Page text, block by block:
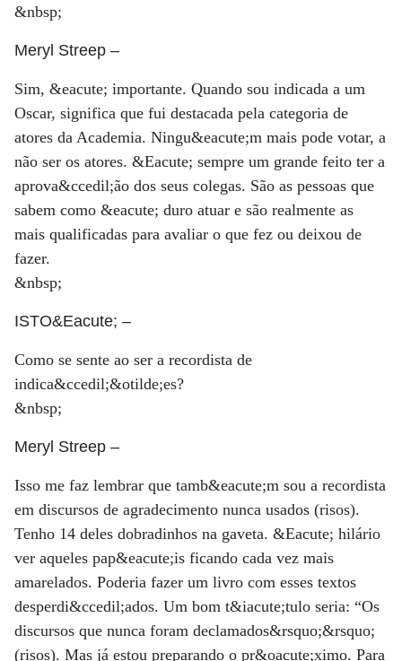
&nbsp;
Meryl Streep –
Sim, &eacute; importante. Quando sou indicada a um
Oscar, significa que fui destacada pela categoria de
atores da Academia. Ningu&eacute;m mais pode votar, a
não ser os atores. &Eacute; sempre um grande feito ter a
aprova&ccedil;ão dos seus colegas. São as pessoas que
sabem como &eacute; duro atuar e são realmente as
mais qualificadas para avaliar o que fez ou deixou de
fazer.
&nbsp;
ISTO&Eacute; –
Como se sente ao ser a recordista de
indica&ccedil;&otilde;es?
&nbsp;
Meryl Streep –
Isso me faz lembrar que tamb&eacute;m sou a recordista
em discursos de agradecimento nunca usados (risos).
Tenho 14 deles dobradinhos na gaveta. &Eacute; hilário
ver aqueles pap&eacute;is ficando cada vez mais
amarelados. Poderia fazer um livro com esses textos
desperdi&ccedil;ados. Um bom t&iacute;tulo seria: “Os
discursos que nunca foram declamados&rsquo;&rsquo;
(risos). Mas já estou preparando o pr&oacute;ximo. Para